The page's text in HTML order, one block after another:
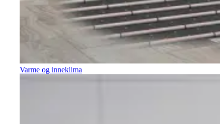
Varme og inneklima